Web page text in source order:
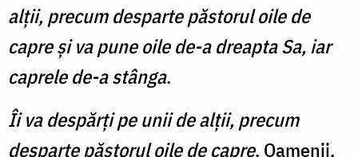
alţii, precum desparte păstorul oile de
capre și va pune oile de-a dreapta Sa, iar
caprele de-a stânga.
Îi va despărţi pe unii de alţii, precum
desparte păstorul oile de capre. Oamenii,